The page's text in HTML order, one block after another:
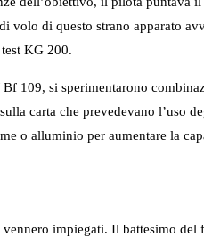
di questo strano apparato
KG 200.
109, si sperimentarono
carta che prevedevano l’uso
o alluminio per aumentare la
impiegati. Il battesimo